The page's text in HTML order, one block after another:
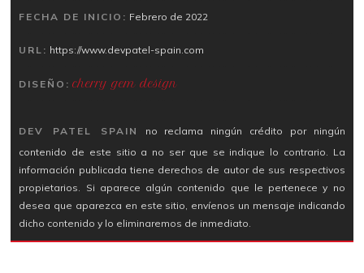
FECHA DE INICIO: Febrero de 2022
URL: https://www.devpatel-spain.com
DISEÑO: cherry gem design
DEV PATEL SPAIN
no reclama ningún crédito por ningún
contenido de este sitio a no ser que se indique lo contrario. La
información publicada tiene derechos de autor de sus respectivos
propietarios. Si aparece algún contenido que le pertenece y no
desea que aparezca en este sitio, envíenos un mensaje indicando
dicho contenido y lo eliminaremos de inmediato.